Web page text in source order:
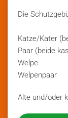
Die
Katze/Kater
Paar
Alte und/oder